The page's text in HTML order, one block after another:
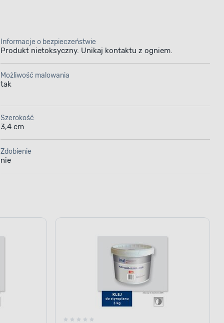
Informacje o bezpieczeństwie
Produkt nietoksyczny. Unikaj kontaktu z ogniem.
Możliwość malowania
tak
Szerokość
3,4 cm
Zdobienie
nie